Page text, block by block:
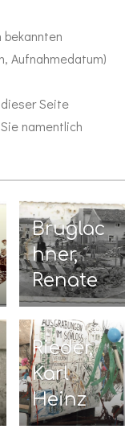
Aufnahmedatum)
Seite
namentlich
Bruglac
hner,
Renate
Rieder,
Karl
Heinz